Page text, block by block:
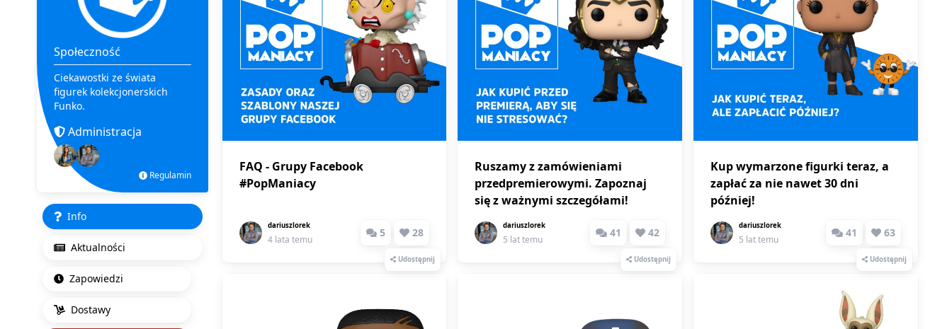
Społeczność
Ciekawostki ze świata
figurek kolekcjonerskich
Funko.
Administracja
Regulamin
Info
Aktualności
Zapowiedzi
Dostawy
FAQ - Grupy Facebook
#PopManiacy
dariuszlorek
4 lata temu
5 28
Udostępnij
Ruszamy z zamówieniami
przedpremierowymi. Zapoznaj
się z ważnymi szczegółami!
dariuszlorek
5 lat temu
41 42
Udostępnij
Kup wymarzone figurki teraz, a
zapłać za nie nawet 30 dni
później!
dariuszlorek
5 lat temu
41 63
Udostępnij